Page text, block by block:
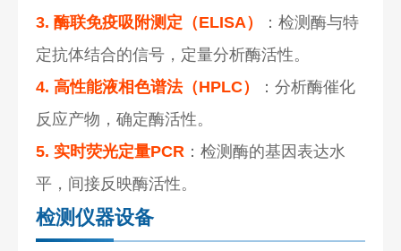
3. 酶联免疫吸附测定（ELISA）
：检测酶与特
定抗体结合的信号，定量分析酶活性。
4. 高性能液相色谱法（HPLC）
：分析酶催化
反应产物，确定酶活性。
5. 实时荧光定量PCR ：检测酶的基因表达水
平，间接反映酶活性。
检测仪器设备